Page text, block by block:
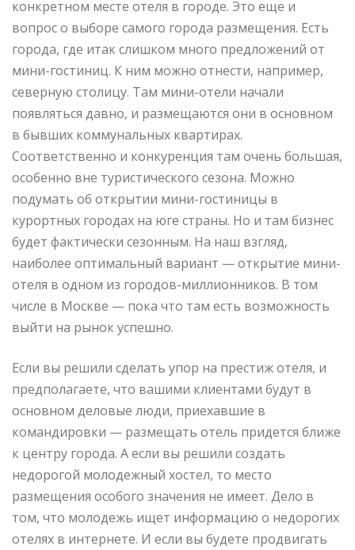
конкретном месте отеля в городе. Это еще и
вопрос о выборе самого города размещения. Есть
города, где итак слишком много предложений от
мини-гостиниц. К ним можно отнести, например,
северную столицу. Там мини-отели начали
появляться давно, и размещаются они в основном
в бывших коммунальных квартирах.
Соответственно и конкуренция там очень большая,
особенно вне туристического сезона. Можно
подумать об открытии мини-гостиницы в
курортных городах на юге страны. Но и там бизнес
будет фактически сезонным. На наш взгляд,
наиболее оптимальный вариант — открытие мини-
отеля в одном из городов-миллионников. В том
числе в Москве — пока что там есть возможность
выйти на рынок успешно.
Если вы решили сделать упор на престиж отеля, и
предполагаете, что вашими клиентами будут в
основном деловые люди, приехавшие в
командировки — размещать отель придется ближе
к центру города. А если вы решили создать
недорогой молодежный хостел, то место
размещения особого значения не имеет. Дело в
том, что молодежь ищет информацию о недорогих
отелях в интернете. И если вы будете продвигать